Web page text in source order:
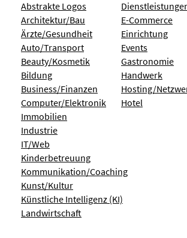
Abstrakte Logos
Architektur/Bau
Ärzte/Gesundheit
Auto/Transport
Beauty/Kosmetik
Bildung
Business/Finanzen
Computer/Elektronik
E-Commerce
Einrichtung
Events
Gastronomie
Handwerk
Hosting/
Hotel
Immobilien
Industrie
IT/Web
Kinderbetreuung
Kommunikation/Coaching
Kunst/Kultur
Künstliche Intelligenz (KI)
Landwirtschaft